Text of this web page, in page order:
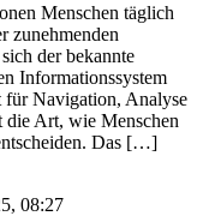
Menschen täglich
zunehmenden
der bekannte
Informationssystem
Navigation, Analyse
die Art, wie Menschen
Das […]
08:27